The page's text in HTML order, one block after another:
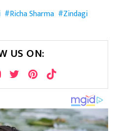
Richa Sharma
Zindagi
US ON: